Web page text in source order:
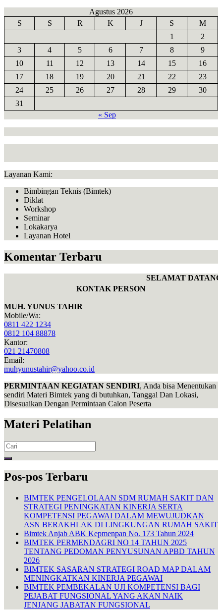
Agustus 2026
S
S R K J S
M
1
2
3
4 5 6 7 8
9
10
11 12 13 14 15
16
17
18 19 20 21 22
23
24
25 26 27 28 29
30
31
« Sep
Layanan Kami:
Bimbingan Teknis (Bimtek)
Diklat
Workshop
Seminar
Lokakarya
Layanan Hotel
Komentar Terbaru
SELAMAT
KONTAK PERSON
MUH. YUNUS TAHIR
Mobile/Wa:
0811 422 1234
0812 104 88878
Kantor:
021 21470808
Email:
muhyunustahir@yahoo.co.id
PERMINTAAN KEGIATAN SENDIRI, Anda bisa Menentukan
sendiri Materi Bimtek yang di butuhkan, Tanggal Dan Lokasi,
Disesuaikan Dengan Permintaan Calon Peserta
Materi Pelatihan
Search
for:
Pos-pos Terbaru
BIMTEK PENGELOLAAN SDM RUMAH SAKIT DAN
STRATEGI PENINGKATAN KINERJA SERTA
KOMPETENSI PEGAWAI DALAM MEWUJUDKAN
ASN BERAKHLAK DI LINGKUNGAN RUMAH SAKIT
Bimtek Anjab ABK Kepmenpan No. 173 Tahun 2024
BIMTEK PERMENDAGRI NO 14 TAHUN 2025
TENTANG PEDOMAN PENYUSUNAN APBD TAHUN
2026
BIMTEK SASARAN STRATEGI ROAD MAP DALAM
MENINGKATKAN KINERJA PEGAWAI
BIMTEK PEMBEKALAN UJI KOMPETENSI BAGI
PEJABAT FUNGSIONAL YANG AKAN NAIK
JENJANG JABATAN FUNGSIONAL